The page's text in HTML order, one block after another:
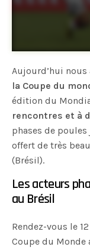
Aujourd’hui
la Coupe du
édition du
rencontres et à
phases de
offert de très
(Brésil).
Les acteurs
au Brésil
Rendez-vous le
Coupe du Monde